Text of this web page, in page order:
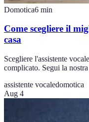
Domotica6 min
Come scegliere il
casa
Scegliere l'assistente
complicato. Segui la
assistente vocaledomotica
Aug 4